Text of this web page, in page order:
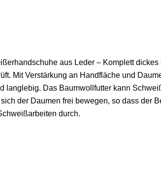
aus Leder – Komplett dickes
Mit Verstärkung an Handfläche und
langlebig. Das Baumwollfutter kann
der Daumen frei bewegen, so dass der
durch.